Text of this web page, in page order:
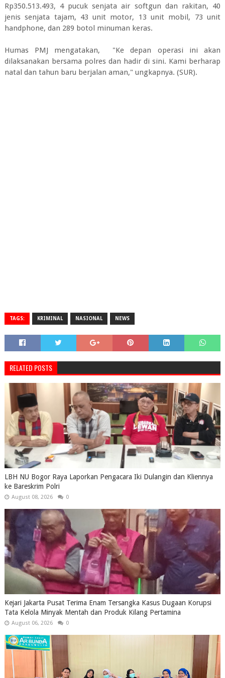
Rp350.513.493, 4 pucuk senjata air softgun dan rakitan, 40
jenis senjata tajam, 43 unit motor, 13 unit mobil, 73 unit
handphone, dan 289 botol minuman keras.
Humas PMJ mengatakan, "Ke depan operasi ini akan
dilaksanakan bersama polres dan hadir di sini. Kami berharap
natal dan tahun baru berjalan aman," ungkapnya. (SUR).
TAGS: KRIMINAL NASIONAL NEWS
RELATED POSTS
LBH NU Bogor Raya Laporkan Pengacara Iki Dulangin dan Kliennya
ke Bareskrim Polri
August 08, 2026 0
Kejari Jakarta Pusat Terima Enam Tersangka Kasus Dugaan Korupsi
Tata Kelola Minyak Mentah dan Produk Kilang Pertamina
August 06, 2026 0